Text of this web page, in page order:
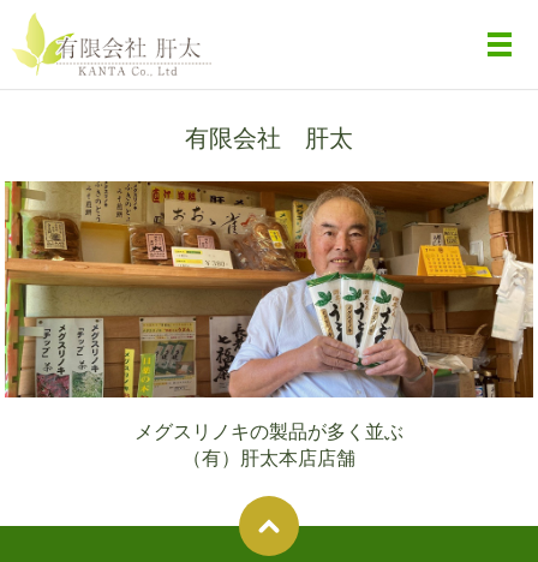
メ
有限会社 肝太
メグスリノキの製品が多く並ぶ
（有）肝太本店店舗